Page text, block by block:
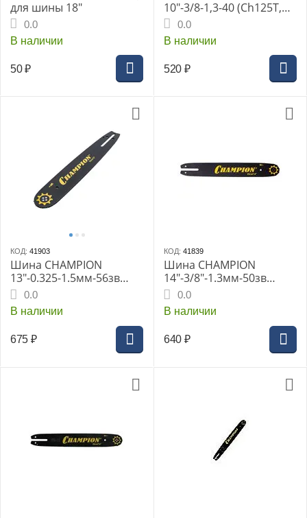
для шины 18"
0.0
В наличии
50 ₽
10"-3/8-1,3-40 (Ch125T,
E260TES 100SDEA041),
952931
0.0
В наличии
520 ₽
КОД: 41903
Шина CHAMPION
13"-0.325-1.5мм-56зв
(CH251, 254, 256, H455,
545, 555, 560XP
138SLBK095)
0.0
В наличии
675 ₽
КОД: 41839
Шина CHAMPION
14"-3/8"-1.3мм-50зв
(St180,181,211,230,241,25
0 140SPEA074)
необслуживаемая
0.0
В наличии
640 ₽